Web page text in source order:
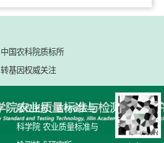
中国农科院质标所
转基因权威关注
版权所有：吉林省农业
科学院 农业质量标准与